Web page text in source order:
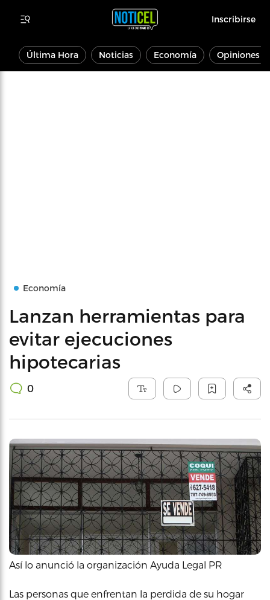
Inscribirse
Última Hora Noticias Economía Opiniones
Economía
Lanzan herramientas para
evitar ejecuciones
hipotecarias
0
Así lo anunció la organización Ayuda Legal PR
Las personas que enfrentan la perdida de su hogar